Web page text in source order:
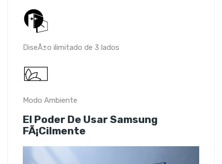
DiseÃ±o ilimitado de 3 lados
Modo Ambiente
El Poder De Usar Samsung
FÃ¡cilmente